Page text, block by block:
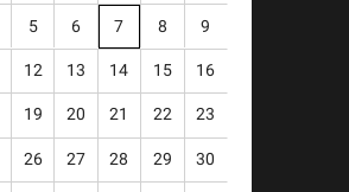
5 6 7 8 9
12 13 14 15 16
19 20 21 22 23
26 27 28 29 30